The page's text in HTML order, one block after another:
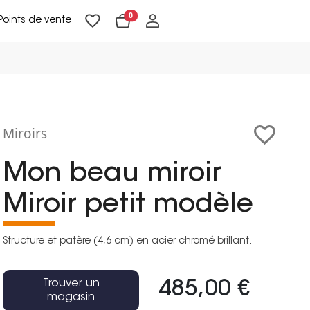
de vente 0
Miroirs
Mon beau miroir
Miroir petit modèle
Structure et patère (4,6 cm) en acier chromé brillant.
485,00 €
Trouver un
magasin